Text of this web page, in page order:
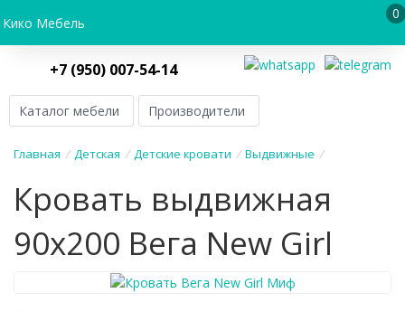
Кико Мебель
0
+7 (950) 007-54-14
Каталог мебели Производители
Главная / Детская / Детские кровати / Выдвижные /
Кровать выдвижная
90х200 Вега New Girl